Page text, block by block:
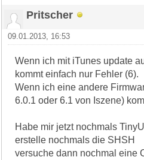
Pritscher
09.01.2013, 16:53
Wenn ich mit iTunes update
kommt einfach nur Fehler (6).
Wenn ich eine andere
6.0.1 oder 6.1 von Iszene)
Habe mir jetzt nochmals
erstelle nochmals die SHSH
versuche dann nochmal eine